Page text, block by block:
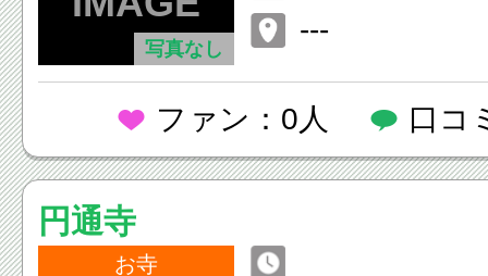
写真なし
---
ファン：0人 口コ
円通寺
お寺